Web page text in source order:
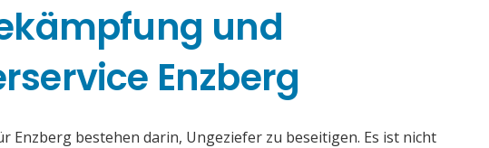
und
Enzberg
Enzberg bestehen darin, Ungeziefer zu beseitigen. Es ist nicht